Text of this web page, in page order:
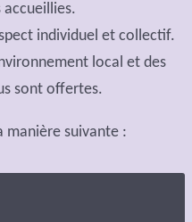
accueillies.
individuel et collectif.
local et des
sont offertes.
manière suivante :